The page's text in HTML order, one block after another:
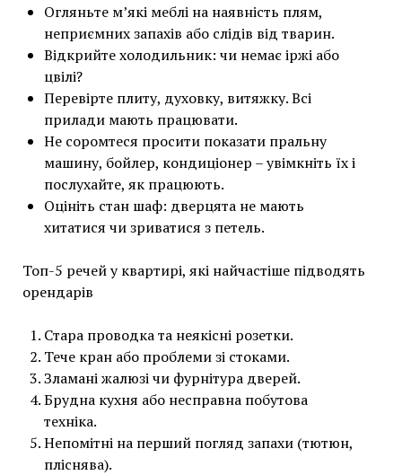
Огляньте м’які меблі на наявність плям,
неприємних запахів або слідів від тварин.
Відкрийте холодильник: чи немає іржі або
цвілі?
Перевірте плиту, духовку, витяжку. Всі
прилади мають працювати.
Не соромтеся просити показати пральну
машину, бойлер, кондиціонер – увімкніть їх і
послухайте, як працюють.
Оцініть стан шаф: дверцята не мають
хитатися чи зриватися з петель.
Топ-5 речей у квартирі, які найчастіше підводять
орендарів
Стара проводка та неякісні розетки.
Тече кран або проблеми зі стоками.
Зламані жалюзі чи фурнітура дверей.
Брудна кухня або несправна побутова
техніка.
Непомітні на перший погляд запахи (тютюн,
пліснява).